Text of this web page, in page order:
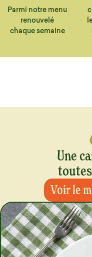
Parmi notre menu
renouvelé
chaque semaine
Une
Voir le